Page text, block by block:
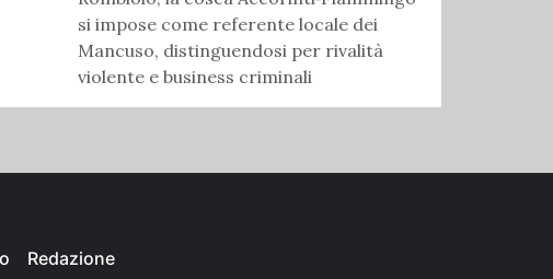
si impose come referente locale dei
Mancuso, distinguendosi per rivalità
violente e business criminali
Redazione